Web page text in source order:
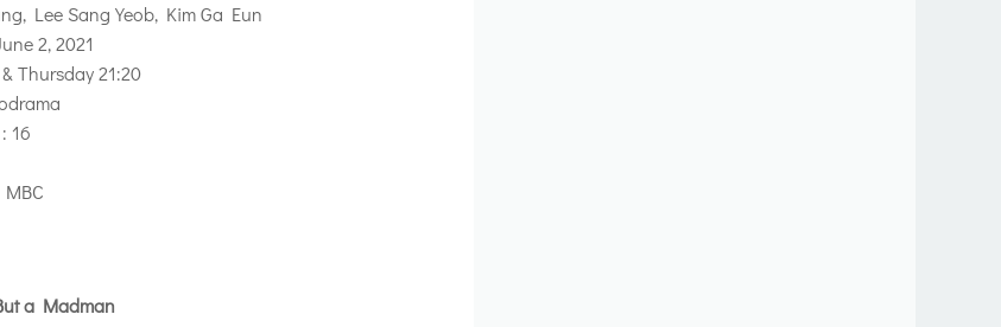
Lee Sang Yeob, Kim Ga Eun
2, 2021
Thursday 21:20
: 16
a Madman